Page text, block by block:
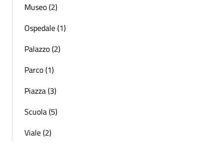
Museo (2)
Ospedale (1)
Palazzo (2)
Parco (1)
Piazza (3)
Scuola (5)
Viale (2)